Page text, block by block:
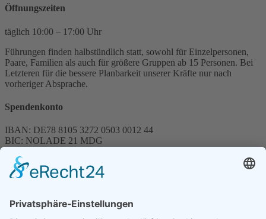
Öffnungszeiten
täglich 10:00 – 17:00 Uhr
Führungen finden halbstündlich statt, sowohl für Einzelpersonen,
Paare, Familien als auch für größere Gruppen ab 15 Personen. Bei
Letzteren für die bessere Planbarkeit unserer Kräfte nur nach
vorheriger Absprache.
Spendenkonto
IBAN: DE78 8105 3272 0503 0012 44
BIC: NOLADE 21 MDG
Spenden können steuerlich abgesetzt werden
Förderung